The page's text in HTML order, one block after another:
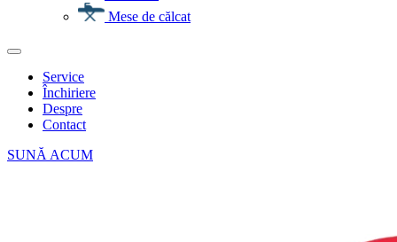
Mese de călcat
Service
Închiriere
Despre
Contact
SUNĂ ACUM